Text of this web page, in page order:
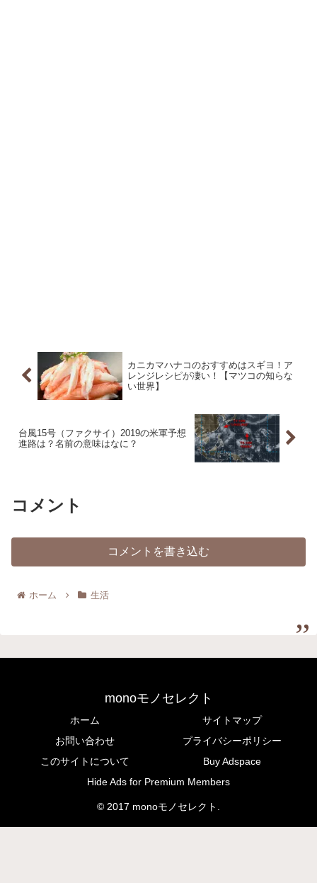
カニカマハナコのおすすめはスギヨ！ア
レンジレシピが凄い！【マツコの知らな
い世界】
台風15号（ファクサイ）2019の米軍予想
進路は？名前の意味はなに？
コメント
コメントを書き込む
ホーム 生活
monoモノセレクト
ホーム
サイトマップ
お問い合わせ
プライバシーポリシー
このサイトについて
Buy Adspace
Hide Ads for Premium Members
© 2017 monoモノセレクト.